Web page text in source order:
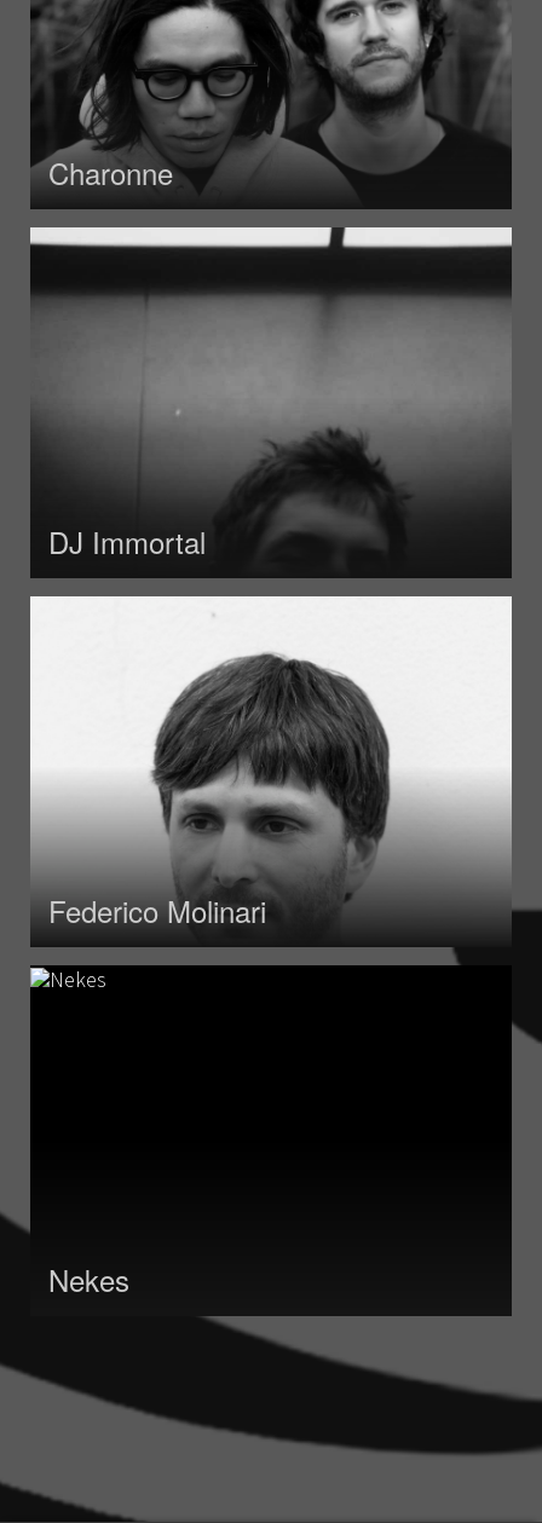
Charonne
DJ Immortal
Federico Molinari
Nekes